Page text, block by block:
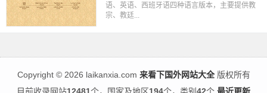
语、英语、西班牙语四种语言版本，主要提供教
宗、教廷...
Copyright ©2026 laikanxia.com 来看下国外网站大全版权所有